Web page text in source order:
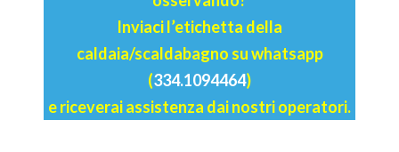
Inviaci l’etichetta della
caldaia/scaldabagno su whatsapp
(334.1094464)
e riceverai assistenza dai nostri operatori.